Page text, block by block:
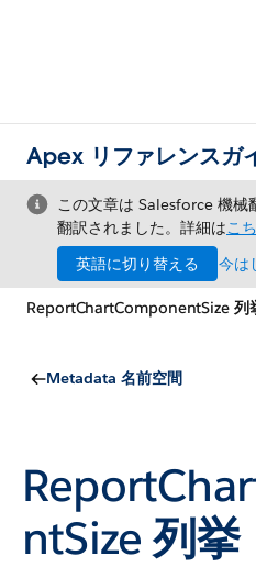
Apex リファレンスガ
この文章は Salesforce 機械
翻訳されました。詳細はこ
英語に切り替える
今は
ReportChartComponentSize 列
Metadata 名前空間
ntSize 列挙